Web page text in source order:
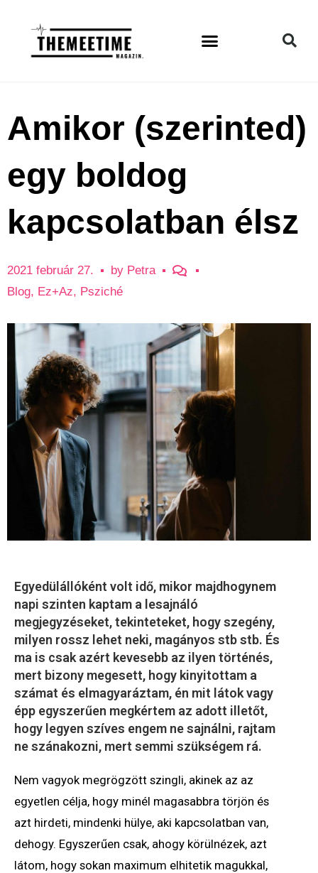
Amikor (szerinted)
egy boldog
kapcsolatban élsz
2021 február 27. by Petra
Blog, Ez+Az, Psziché
Egyedülállóként volt idő, mikor majdhogynem
napi szinten kaptam a lesajnáló
megjegyzéseket, tekinteteket, hogy szegény,
milyen rossz lehet neki, magányos stb stb. És
ma is csak azért kevesebb az ilyen történés,
mert bizony megesett, hogy kinyitottam a
számat és elmagyaráztam, én mit látok vagy
épp egyszerűen megkértem az adott illetőt,
hogy legyen szíves engem ne sajnálni, rajtam
ne szánakozni, mert semmi szükségem rá.
Nem vagyok megrögzött szingli, akinek az az
egyetlen célja, hogy minél magasabbra törjön és
azt hirdeti, mindenki hülye, aki kapcsolatban van,
dehogy. Egyszerűen csak, ahogy körülnézek, azt
látom, hogy sokan maximum elhitetik magukkal,